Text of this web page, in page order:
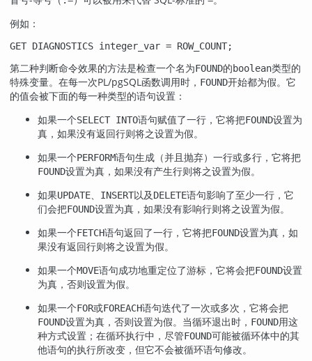
例如：
GET DIAGNOSTICS integer_var = ROW_COUNT;
第二种判断命令效果的方法是检查一个名为FOUND的boolean类型的
特殊变量。在每一次PL/pgSQL 函数调用时， FOUND开始都为假。它
的值会被下面的每一种类型的语句设置：
如果一个SELECT INTO语句赋值了一行，它将把FOUND设置为
真，如果没有返回行则将之设置为假。
如果一个PERFORM语句生成（并且抛弃）一行或多行，它将把
FOUND设置为真，如果没有产生行则将之设置为假。
如果UPDATE INSERT以及DELETE语句影响了至少一行，它
们会把FOUND设置为真，如果没有影响行则将之设置为假。
如果一个FETCH语句返回了一行，它将把FOUND设置为真，如
果没有返回行则将之设置为假。
如果一个MOVE语句成功地重定位了游标，它将会把FOUND设置
为真，否则设置为假。
如果一个FOR或FOREACH语句迭代了一次或多次，它将会把
FOUND设置为真，否则设置为假。当循环退出时， FOUND用这
种方式设置；在循环执行中，尽管FOUND可能被循环体中的其
他语句的执行所改变，但它不会被循环语句修改。